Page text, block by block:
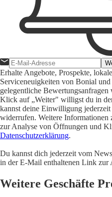
Erhalte Angebote, Prospekte,
Serviceneuigkeiten von Bonial
gelegentliche
Klick auf „Weiter" willigst du in
kannst deine Einwilligung
widerrufen. Weitere Informationen
zur Analyse von Öffnungen und
Datenschutzerklärung.
Du kannst dich jederzeit vom
in der E-Mail enthaltenen Link zur
Weitere Geschäfte